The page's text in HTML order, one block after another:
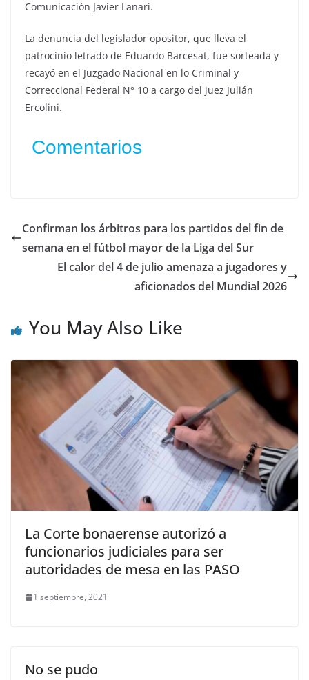
Comunicación Javier Lanari.
La denuncia del legislador opositor, que lleva el
patrocinio letrado de Eduardo Barcesat, fue sorteada y
recayó en el Juzgado Nacional en lo Criminal y
Correccional Federal N° 10 a cargo del juez Julián
Ercolini.
Comentarios
Confirman los árbitros para los partidos del fin de
semana en el fútbol mayor de la Liga del Sur
El calor del 4 de julio amenaza a jugadores y
aficionados del Mundial 2026
You May Also Like
La Corte bonaerense autorizó a
funcionarios judiciales para ser
autoridades de mesa en las PASO
1 septiembre, 2021
No se pudo